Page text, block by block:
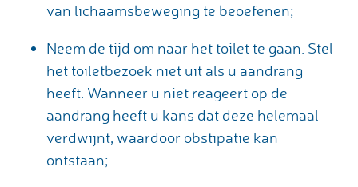
van lichaamsbeweging te beoefenen;
Neem de tijd om naar het toilet te gaan. Stel
het toiletbezoek niet uit als u aandrang
heeft. Wanneer u niet reageert op de
aandrang heeft u kans dat deze helemaal
verdwijnt, waardoor obstipatie kan
ontstaan;